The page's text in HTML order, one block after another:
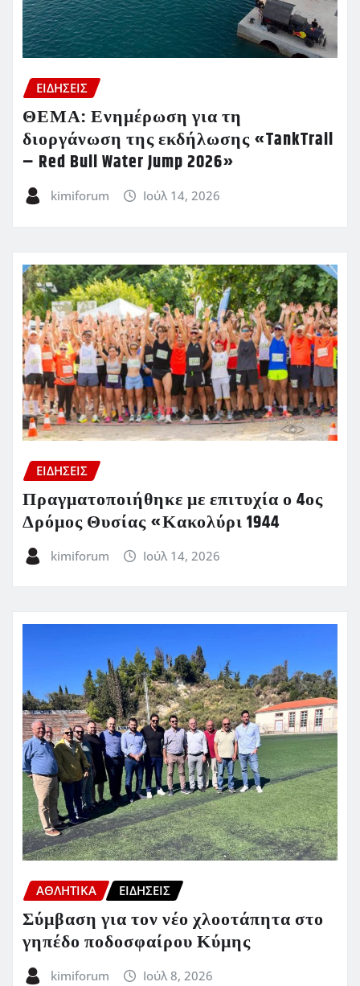
ΕΙΔΗΣΕΙΣ
ΘΕΜΑ: Ενημέρωση για τη
διοργάνωση της εκδήλωσης «TankTrail
– Red Bull Water Jump 2026»
kimiforum Ιούλ 14, 2026
ΕΙΔΗΣΕΙΣ
Πραγματοποιήθηκε με επιτυχία ο 4ος
Δρόμος Θυσίας «Κακολύρι 1944
kimiforum Ιούλ 14, 2026
ΑΘΛΗΤΙΚΑ ΕΙΔΗΣΕΙΣ
Σύμβαση για τον νέο χλοοτάπητα στο
γηπέδο ποδοσφαίρου Κύμης
kimiforum Ιούλ 8, 2026